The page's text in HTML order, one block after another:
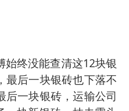
始终没能查清这12块银
最后一块银砖也下落不
后一块银砖，运输公司